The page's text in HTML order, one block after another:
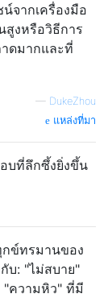
จากเครื่องมือ
งหรือวิธีการ
ดมากและที่
— DukeZhou
แหล่งที่มา
บที่ลึกซึ้งยิ่งขึ้น
ข์ทรมานของ
บ: "ไม่สบาย"
"ความหิว" ที่มี